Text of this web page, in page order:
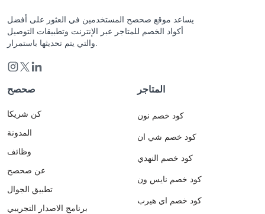
يساعد موقع صحصح المستخدمين في العثور على أفضل
أكواد الخصم للمتاجر عبر الإنترنت وتطبيقات التوصيل
والتي يتم تحديثها باستمرار.
صحصح
كن شريكا
المدونة
وظائف
عن صحصح
تطبيق الجوال
برنامج الاصدار التجريبي
المتاجر
كود خصم نون
كود خصم شي ان
كود خصم النهدي
كود خصم نايس ون
كود خصم اي هيرب